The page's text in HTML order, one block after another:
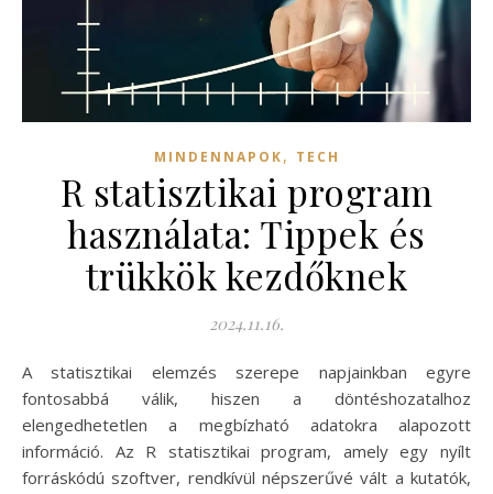
MINDENNAPOK, TECH
R statisztikai program
használata: Tippek és
trükkök kezdőknek
2024.11.16.
A statisztikai elemzés szerepe napjainkban egyre
fontosabbá válik, hiszen a döntéshozatalhoz
elengedhetetlen a megbízható adatokra alapozott
információ. Az R statisztikai program, amely egy nyílt
forráskódú szoftver, rendkívül népszerűvé vált a kutatók,